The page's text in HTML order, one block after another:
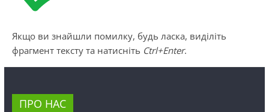
Якщо ви знайшли помилку, будь ласка, виділіть
фрагмент тексту та натисніть Ctrl+Enter.
ПРО НАС